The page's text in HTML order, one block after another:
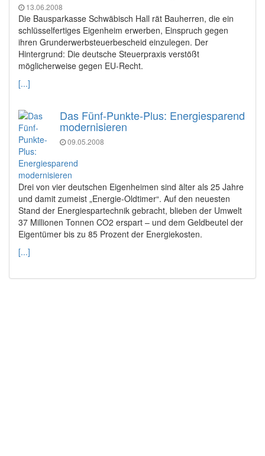
13.06.2008
Die Bausparkasse Schwäbisch Hall rät Bauherren, die ein
schlüsselfertiges Eigenheim erwerben, Einspruch gegen
ihren Grunderwerbsteuerbescheid einzulegen. Der
Hintergrund: Die deutsche Steuerpraxis verstößt
möglicherweise gegen EU-Recht.
[...]
Das Fünf-Punkte-Plus: Energiesparend
modernisieren
09.05.2008
Drei von vier deutschen Eigenheimen sind älter als 25 Jahre
und damit zumeist „Energie-Oldtimer“. Auf den neuesten
Stand der Energiespartechnik gebracht, blieben der Umwelt
37 Millionen Tonnen CO2 erspart – und dem Geldbeutel der
Eigentümer bis zu 85 Prozent der Energiekosten.
[...]